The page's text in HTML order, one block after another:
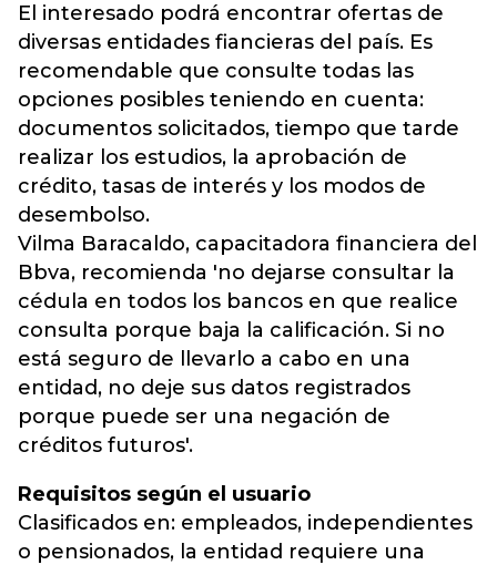
El interesado podrá encontrar ofertas de
diversas entidades fiancieras del país. Es
recomendable que consulte todas las
opciones posibles teniendo en cuenta:
documentos solicitados, tiempo que tarde
realizar los estudios, la aprobación de
crédito, tasas de interés y los modos de
desembolso.
Vilma Baracaldo, capacitadora financiera del
Bbva, recomienda 'no dejarse consultar la
cédula en todos los bancos en que realice
consulta porque baja la calificación. Si no
está seguro de llevarlo a cabo en una
entidad, no deje sus datos registrados
porque puede ser una negación de
créditos futuros'.
Requisitos según el usuario
Clasificados en: empleados, independientes
o pensionados, la entidad requiere una